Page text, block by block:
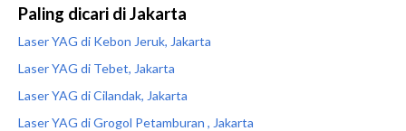
Paling dicari di Jakarta
Laser YAG di Kebon Jeruk, Jakarta
Laser YAG di Tebet, Jakarta
Laser YAG di Cilandak, Jakarta
Laser YAG di Grogol Petamburan , Jakarta